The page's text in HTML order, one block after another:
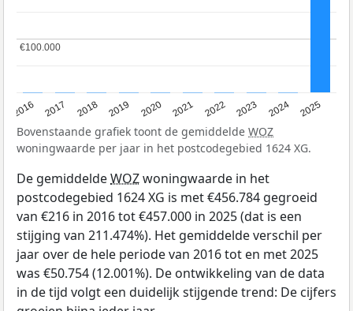
2016 2017 2018 2019 2020 2021 2022 2023 2024 2025
€100.000
€100.000
Bovenstaande grafiek toont de gemiddelde WOZ
woningwaarde per jaar in het postcodegebied 1624 XG.
De gemiddeldeWOZwoningwaarde in het
postcodegebied 1624 XG is met €456.784 gegroeid
van €216 in 2016 tot €457.000 in 2025 (dat is een
stijging van 211.474%). Het gemiddelde verschil per
jaar over de hele periode van 2016 tot en met 2025
was €50.754 (12.001%). De ontwikkeling van de data
in de tijd volgt een duidelijk stijgende trend: De cijfers